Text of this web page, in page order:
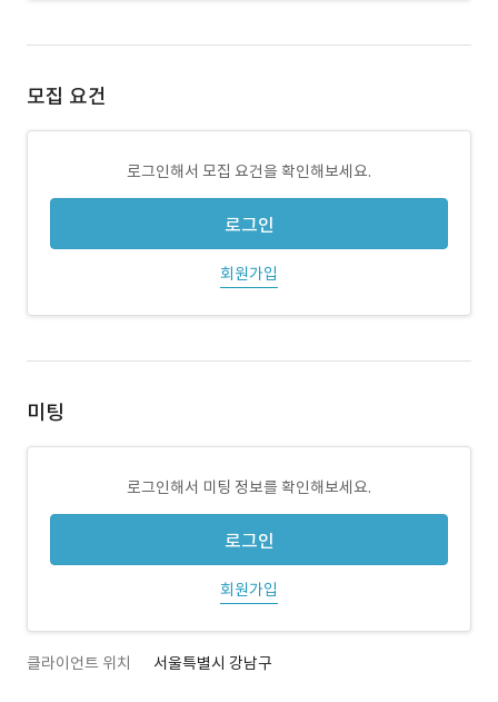
모집 요건
로그인해서 모집 요건을 확인해보세요.
로그인
회원가입
미팅
로그인해서 미팅 정보를 확인해보세요.
로그인
회원가입
클라이언트 위치 서울특별시 강남구